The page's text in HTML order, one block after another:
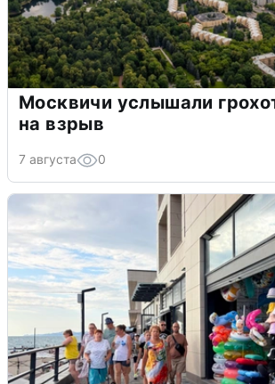
Москвичи услышали
на взрыв
7 августа 0